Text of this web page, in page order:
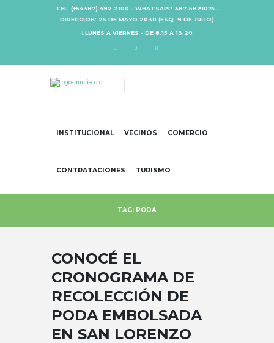
TEL: (+54387) 492 2100 - WHATSAPP 387-5821074 -
DIRECCION: 25 DE MAYO 2030 (ESQ. 9 DE JULIO)
LUNES A VIERNES - DE 8:15 A 13:20
INSTITUCIONAL VECINOS COMERCIO
CONTRATACIONES TURISMO
TAG: PODA
CONOCÉ EL
CRONOGRAMA DE
RECOLECCIÓN DE
PODA EMBOLSADA
EN SAN LORENZO